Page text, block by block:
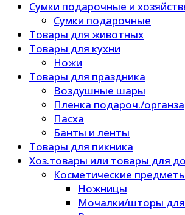
Сумки подарочные и
Сумки подарочные
Товары для животных
Товары для кухни
Ножи
Товары для праздника
Воздушные шары
Пленка подароч./органза
Пасха
Банты и ленты
Товары для пикника
Хоз.товары или товары для
Косметические
Ножницы
Мочалки/шторы